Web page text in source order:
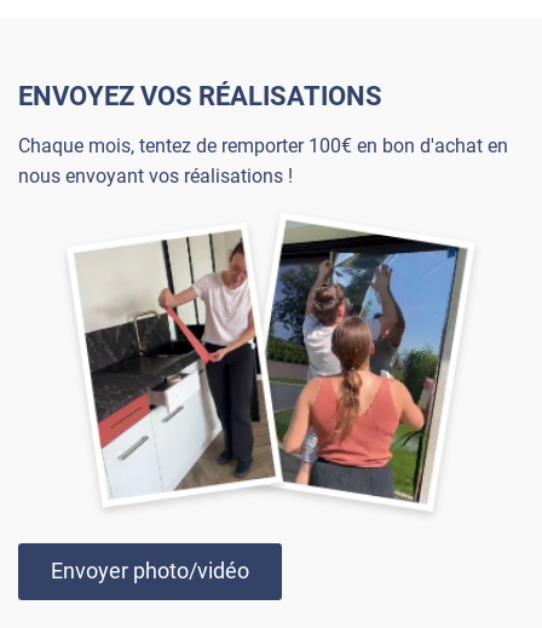
ENVOYEZ VOS RÉALISATIONS
Chaque mois, tentez de remporter 100€ en bon d'achat en
nous envoyant vos réalisations !
Envoyer photo/vidéo